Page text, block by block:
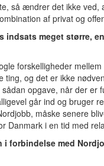
så ændrer det ikke
af privat og
meget større,
forskelligheder
ting, og det er ikke
opgave, når der
går ind og bruger
måske senere
Danmark i en tid med
i forbindelse med